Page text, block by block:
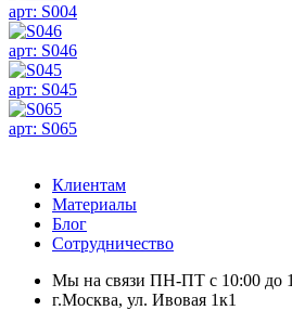
арт: S004
арт: S046
арт: S045
арт: S065
Клиентам
Материалы
Блог
Сотрудничество
Мы на связи ПН-ПТ с 10:00 до
г.Москва, ул. Ивовая 1к1